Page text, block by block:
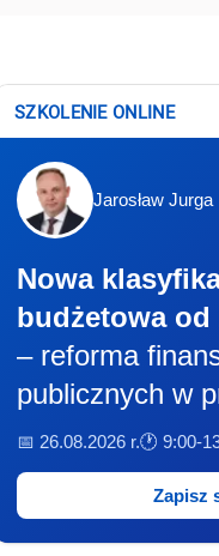
SZKOLENIE ONLINE
Jarosław Jurga
Nowa
budżetowa od
– reforma
publicznych w
📅 26.08.2026 r.🕐 9:00-
Zapisz